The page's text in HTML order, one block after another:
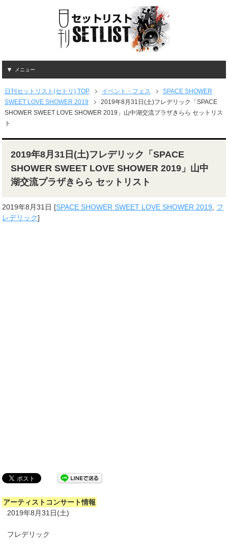
メニュー
日刊セットリスト(セトリ) TOP イベント・フェス
SPACE SHOWER
SWEET LOVE SHOWER 2019
2019年8月31日(土)フレデリック「SPACE
SHOWER SWEET LOVE SHOWER 2019」山中湖交流プラザきらら セットリス
ト
2019年8月31日(土)フレデリック「SPACE
SHOWER SWEET LOVE SHOWER 2019」山中
湖交流プラザきらら セットリスト
2019年8月31日 [SPACE SHOWER SWEET LOVE SHOWER 2019, フ
レデリック]
アーティストコンサート情報
2019年8月31日(土)
フレデリック